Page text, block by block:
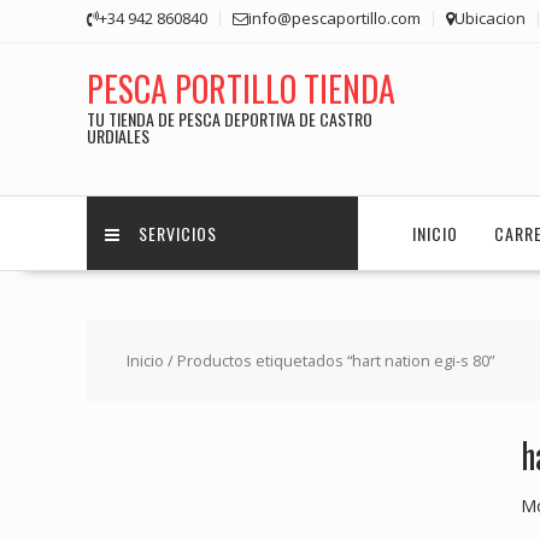
+34 942 860840 info@pescaportillo.com Ubicacion
PESCA PORTILLO TIENDA
TU TIENDA DE PESCA DEPORTIVA DE CASTRO
URDIALES
SERVICIOS INICIO
Inicio / Productos etiquetados “hart nation egi-s 80”